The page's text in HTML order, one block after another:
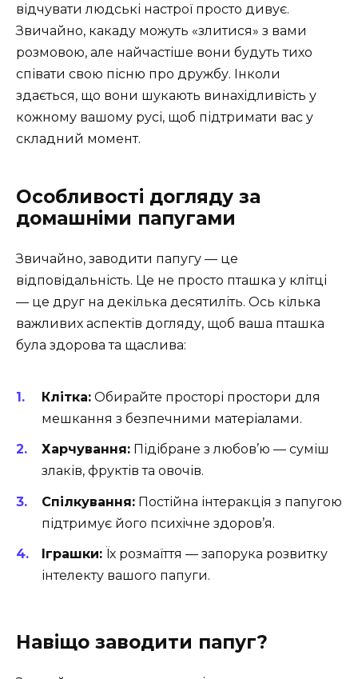
відчувати людські настрої просто дивує.
Звичайно, какаду можуть «злитися» з вами
розмовою, але найчастіше вони будуть тихо
співати свою пісню про дружбу. Інколи
здається, що вони шукають винахідливість у
кожному вашому русі, щоб підтримати вас у
складний момент.
Особливості догляду за
домашніми папугами
Звичайно, заводити папугу — це
відповідальність. Це не просто пташка у клітці
— це друг на декілька десятиліть. Ось кілька
важливих аспектів догляду, щоб ваша пташка
була здорова та щаслива:
Клітка: Обирайте просторі простори для
мешкання з безпечними матеріалами.
Харчування: Підібране з любов’ю — суміш
злаків, фруктів та овочів.
Спілкування: Постійна інтеракція з папугою
підтримує його психічне здоров’я.
Іграшки: Їх розмаїття — запорука розвитку
інтелекту вашого папуги.
Навіщо заводити папуг?